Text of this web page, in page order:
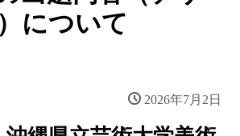
について
2026年7月2日